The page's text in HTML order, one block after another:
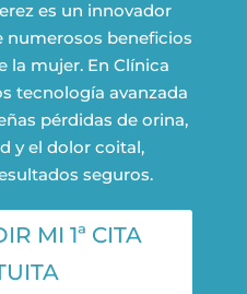
es un innovador
beneficios
la mujer. En Clínica
tecnología avanzada
pérdidas de orina,
y el dolor coital,
seguros.
MI 1ª CITA